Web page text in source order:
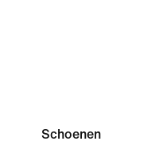
Schoenen